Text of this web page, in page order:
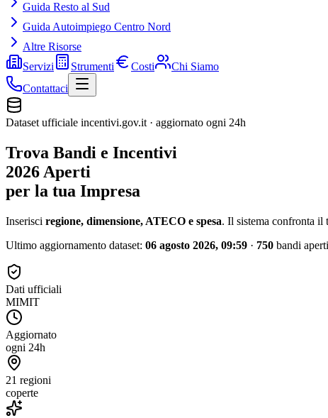
Guida Resto al Sud
Guida Autoimpiego Centro Nord
Altre Risorse
Servizi
Strumenti Costi
Chi Siamo
Contattaci
Dataset ufficiale incentivi.gov.it · aggiornato ogni 24h
Trova Bandi e Incentivi
2026 Aperti
per la tua Impresa
Inserisci regione, dimensione, ATECO e spesa. Il sistema confronta
Ultimo aggiornamento dataset: 06 agosto 2026, 09:59 · 750 bandi aperti
Dati ufficiali
MIMIT
Aggiornato
ogni 24h
21 regioni
coperte